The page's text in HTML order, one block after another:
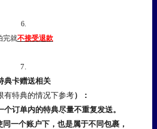
6.
完就不接受退款
7.
典卡赠送相关
有特典的情况下参考）：
订单内的特典尽量不重复发送。
一个账户下，也是属于不同包裹，